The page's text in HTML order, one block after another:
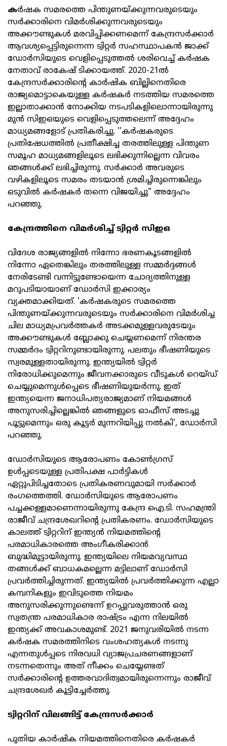
കർഷക സമരത്തെ പിന്തുണയ്ക്കുന്നവരുടെയും
സർക്കാരിനെ വിമർശിക്കുന്നവരുടെയും
അക്കൗണ്ടുകൾ മരവിപ്പിക്കണമെന്ന് കേന്ദ്രസർക്കാർ
ആവശ്യപ്പെട്ടിരുന്നെന്ന ട്വിറ്റർ സഹസ്ഥാപകൻ ജാക്ക്
ഡോർസിയുടെ വെളിപ്പെടുത്തൽ ശരിവെച്ച് കർഷക
നേതാവ് രാകേഷ് ടിക്കായത്ത്. 2020-21ൽ
കേന്ദ്രസർക്കാരിന്റെ കാർഷിക ബില്ലിനെതിരെ
രാജ്യമൊട്ടാകെയുള്ള കർഷകർ നടത്തിയ സമരത്തെ
ഇല്ലാതാക്കാൻ നോക്കിയ നടപടികളിലൊന്നായിരുന്നു
മുൻ സിഇഒയുടെ വെളിപ്പെടുത്തലെന്ന് അദ്ദേഹം
മാധ്യമങ്ങളോട് പ്രതികരിച്ചു. ''കർഷകരുടെ
പ്രതിഷേധത്തിൽ പ്രതീക്ഷിച്ച തരത്തിലുള്ള പിന്തുണ
സമൂഹ മാധ്യമങ്ങളിലൂടെ ലഭിക്കുന്നില്ലെന്ന വിവരം
ഞങ്ങൾക്ക് ലഭിച്ചിരുന്നു. സർക്കാർ അവരുടെ
വഴികളിലൂടെ സമരം തടയാൻ ശ്രമിച്ചിരുന്നെങ്കിലും
ഒടുവിൽ കർഷകർ തന്നെ വിജയിച്ചു" അദ്ദേഹം
പറഞ്ഞു.
കേന്ദ്രത്തിനെ വിമർശിച്ച് ട്വിറ്റർ സിഇഒ
വിദേശ രാജ്യങ്ങളിൽ നിന്നോ ഭരണകൂടങ്ങളിൽ
നിന്നോ ഏതെങ്കിലും തരത്തിലുള്ള സമ്മർദ്ദങ്ങൾ
നേരിടേണ്ടി വന്നിട്ടുണ്ടോയെന്ന ചോദ്യത്തിനുള്ള
മറുപടിയായാണ് ഡോർസി ഇക്കാര്യം
വ്യക്തമാക്കിയത്. 'കർഷകരുടെ സമരത്തെ
പിന്തുണയ്ക്കുന്നവരുടെയും സർക്കാരിനെ വിമർശിച്ച
ചില മാധ്യമപ്രവർത്തകർ അടക്കമുള്ളവരുടേയും
അക്കൗണ്ടുകൾ ബ്ലോക്കു ചെയ്യണമെന്ന് നിരന്തര
സമ്മർദം ട്വിറ്ററിനുണ്ടായിരുന്നു. പലതും ഭീഷണിയുടെ
സ്വരമുള്ളതായിരുന്നു. ഇന്ത്യയിൽ ട്വിറ്റർ
നിരോധിക്കുമെന്നും ജീവനക്കാരുടെ വീടുകൾ റെയ്ഡ്
ചെയ്യുമെന്നുൾപ്പെടെ ഭീഷണിയുയർന്നു. ഇത്
ഇന്ത്യയെന്ന ജനാധിപത്യരാജ്യമാണ് നിയമങ്ങൾ
അനുസരിച്ചില്ലെങ്കിൽ ഞങ്ങളുടെ ഓഫീസ് അടച്ചു
പൂട്ടുമെന്നും ഒരു കൂട്ടർ മുന്നറിയിപ്പു നൽകി', ഡോർസി
പറഞ്ഞു.
ഡോർസിയുടെ ആരോപണം കോൺഗ്രസ്
ഉൾപ്പടെയുള്ള പ്രതിപക്ഷ പാർട്ടികൾ
ഏറ്റുപിടിച്ചതോടെ പ്രതികരണവുമായി സർക്കാർ
രംഗത്തെത്തി. ഡോർസിയുടെ ആരോപണം
പച്ചക്കള്ളമാണെന്നായിരുന്നു കേന്ദ്ര ഐ.ടി. സഹമന്ത്രി
രാജീവ് ചന്ദ്രശേഖറിന്റെ പ്രതികരണം. ഡോർസിയുടെ
കാലത്ത് ട്വിറ്ററിന് ഇന്ത്യൻ നിയമത്തിന്റെ
പരമാധികാരത്തെ അംഗീകരിക്കാൻ
ബുദ്ധിമുട്ടായിരുന്നു. ഇന്ത്യയിലെ നിയമവ്യവസ്ഥ
തങ്ങൾക്ക് ബാധകമല്ലെന്ന മട്ടിലാണ് ഡോർസി
പ്രവർത്തിച്ചിരുന്നത്. ഇന്ത്യയിൽ പ്രവർത്തിക്കുന്ന എല്ലാ
കമ്പനികളും ഇവിടുത്തെ നിയമം
അനുസരിക്കുന്നുണ്ടെന്ന് ഉറപ്പുവരുത്താൻ ഒരു
സ്വതന്ത്ര പരമാധികാര രാഷ്ട്രം എന്ന നിലയിൽ
ഇന്ത്യക്ക് അവകാശമുണ്ട്. 2021 ജനുവരിയിൽ നടന്ന
കർഷക സമരത്തിനിടെ വംശഹത്യകൾ നടന്നു
എന്നതുൾപ്പടെ നിരവധി വ്യാജപ്രചരണങ്ങളാണ്
നടന്നതെന്നും അത് നീക്കം ചെയ്യേണ്ടത്
സർക്കാരിന്റെ ഉത്തരവാദിത്വമായിരുന്നെന്നും രാജീവ്
ചന്ദ്രശേഖർ കൂട്ടിച്ചേർത്തു.
ട്വിറ്ററിന് വിലങ്ങിട്ട് കേന്ദ്രസർക്കാർ
പുതിയ കാർഷിക നിയമത്തിനെതിരെ കർഷകർ